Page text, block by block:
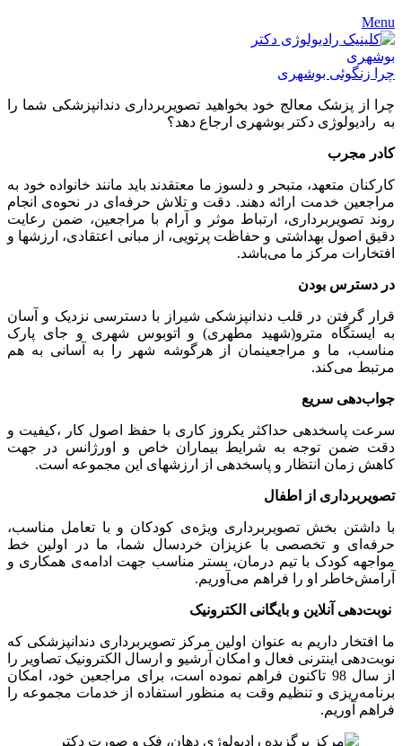
Menu
چرا زنگوئی بوشهری
چرا از پزشک معالج خود بخواهید تصویربرداری دندانپزشکی شما را
به رادیولوژی دکتر بوشهری ارجاع دهد؟
کادر مجرب
کارکنان متعهد، متبحر و دلسوز ما معتقدند باید مانند خانواده خود به
مراجعین خدمت ارائه دهند. دقت و تلاش حرفه‌ای در نحوه‌ی انجام
روند تصویربرداری، ارتباط موثر و آرام با مراجعین، ضمن رعایت
دقیق اصول بهداشتی و حفاظت پرتویی، از مبانی اعتقادی، ارزشها و
افتخارات مرکز ما می‌باشد.
در دسترس بودن
قرار گرفتن در قلب دندانپزشکی شیراز با دسترسی نزدیک و آسان
به ایستگاه مترو(شهید مطهری) و اتوبوس شهری و جای پارک
مناسب، ما و مراجعینمان از هرگوشه شهر را به آسانی به هم
مرتبط می‌کند.
جواب‌دهی سریع
سرعت پاسخدهی حداکثر یکروز کاری با حفظ اصول کار ،کیفیت و
دقت ضمن توجه به شرایط بیماران خاص و اورژانس در جهت
کاهش زمان انتظار و پاسخدهی از ارزشهای این مجموعه است.
تصویربرداری از اطفال
با داشتن بخش تصویربرداری ویژه‌ی کودکان و با تعامل مناسب،
حرفه‌ای و تخصصی با عزیزان خردسال شما، ما در اولین خط
مواجهه کودک با تیم درمان، بستر مناسب جهت ادامه‌ی همکاری و
آرامش‌خاطر او را فراهم می‌آوریم.
نوبت‌دهی آنلاین و بایگانی الکترونیک
ما افتخار داریم به عنوان اولین مرکز تصویربرداری دندانپزشکی که
نوبت‌دهی اینترنی فعال و امکان آرشیو و ارسال الکترونیک تصاویر را
از سال 98 تاکنون فراهم نموده است، برای مراجعین خود، امکان
برنامه‌ریزی و تنظیم وقت به منظور استفاده از خدمات مجموعه را
فراهم آوریم.